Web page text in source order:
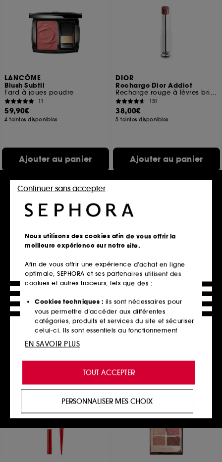
LANCÔME
Blush Subtil
Fard à joues poudre
11
59,90€
4 teintes disponibles
Ajouter au panier
DIOR
Recharge Dior Addict
Recharge rouge à lèvres brillant Soin floral hydratant
151
38,00€
5 teintes disponibles
Ajouter au panier
MILK MAKEUP
Watermelon Jelly Glow
482
34,00€
261,54€ 100g
GUERLAIN
Orchidée Impériale
31
123,00€
82,00€ / 100ml
Nous utilisons des cookies afin de vous offrir la
meilleure expérience sur notre site.
Afin de vous offrir une expérience d’achat en ligne
optimale, SEPHORA et ses partenaires utilisent des
cookies et autres traceurs, tels que des :
Cookies techniques : ils sont nécessaires pour
vous permettre d’accéder aux différentes
catégories, produits et services du site et sécuriser
celui-ci. Ils sont essentiels au fonctionnement
technique du site et ne peuvent être désactivés.
de vous offrir une expérience enrichie et
personnalisée en vous recommandant des
produits, des services et des contenus qui
proposer des offres promotionnelles adaptées à
votre profil.
Cookies réseaux sociaux et publicité :
ils sont
utilisés pour vous présenter du contenu susceptible
de vous plaire via des publicités, y compris sur des
TOUT ACCEPTER
Continuer sans accepter
PERSONNALISER MES CHOIX
EN SAVOIR PLUS